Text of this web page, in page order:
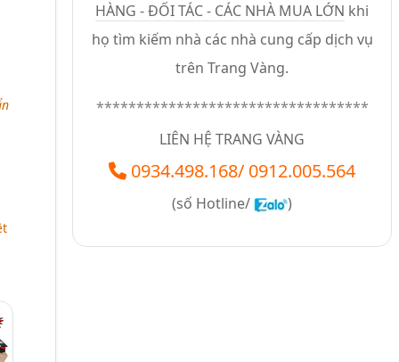
HÀNG - ĐỐI TÁC - CÁC NHÀ MUA LỚN khi
họ tìm kiếm nhà các nhà cung cấp dịch vụ
trên Trang Vàng.
**********************************
LIÊN HỆ TRANG VÀNG
0934.498.168/ 0912.005.564
(số Hotline/ )